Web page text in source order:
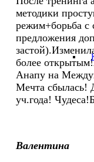
методики
режим+борьба с
предложения
более
Анапу на
Мечта сбылась!
уч.года!
Валентина